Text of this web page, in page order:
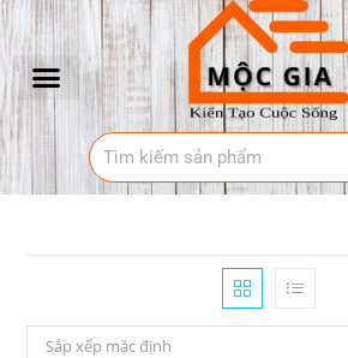
Sắp xếp mặc định